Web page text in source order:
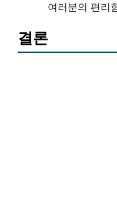
여러분의 편리
결론